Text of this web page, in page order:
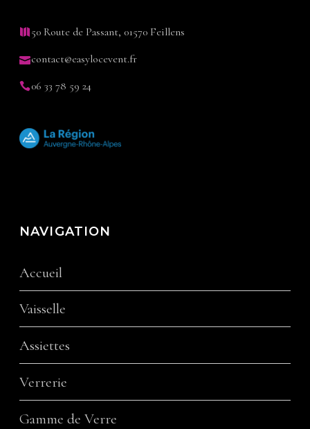
50 Route de Passant, 01570 Feillens
contact@easylocevent.fr
06 33 78 59 24
NAVIGATION
Accueil
Vaisselle
Assiettes
Verrerie
Gamme de Verre